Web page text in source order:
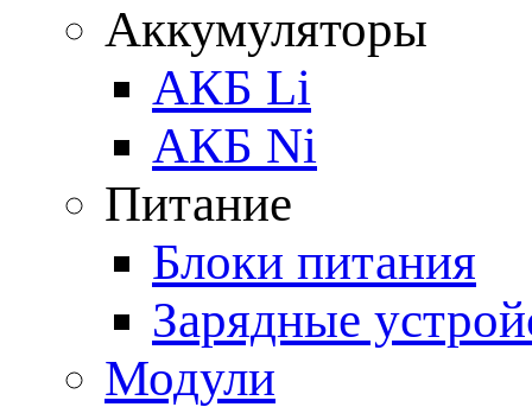
Аккумуляторы
АКБ Li
АКБ Ni
Питание
Блоки питания
Зарядные
Модули